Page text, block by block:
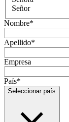
Señor
Nombre*
Apellido*
Empresa
País*
Seleccionar país